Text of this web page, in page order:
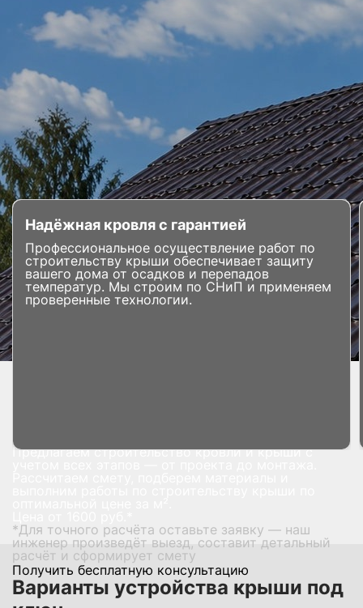
Предлагаем строительство кровли и крыши с
*Для точного расчёта оставьте заявку — наш
инженер произведёт выезд, составит детальный
расчёт и сформирует смету
Получить бесплатную консультацию
Надёжная кровля с гарантией
Профессиональное осуществление работ по
строительству крыши обеспечивает защиту
вашего дома от осадков и перепадов
температур. Мы строим по СНиП и применяем
проверенные технологии.
Варианты устройства крыши под